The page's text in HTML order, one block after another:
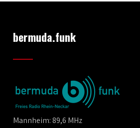
bermuda.funk
Mannheim: 89,6 MHz